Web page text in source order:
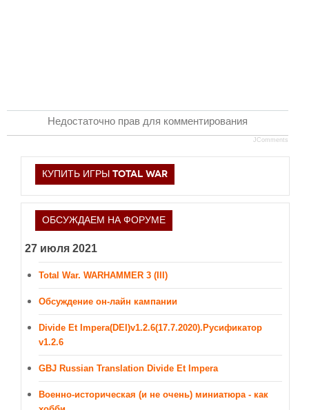
Недостаточно прав для комментирования
JComments
КУПИТЬ ИГРЫ TOTAL WAR
ОБСУЖДАЕМ НА ФОРУМЕ
27 июля 2021
Total War. WARHAMMER 3 (III)
Обсуждение он-лайн кампании
Divide Et Impera(DEI)v1.2.6(17.7.2020).Русификатор
v1.2.6
GBJ Russian Translation Divide Et Impera
Военно-историческая (и не очень) миниатюра - как